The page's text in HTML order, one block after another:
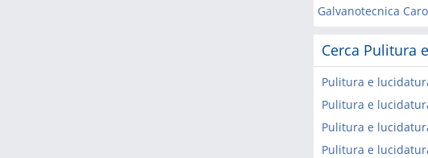
Galvanotecnica
Cerca Pulitura
Pulitura e
Pulitura e
Pulitura e